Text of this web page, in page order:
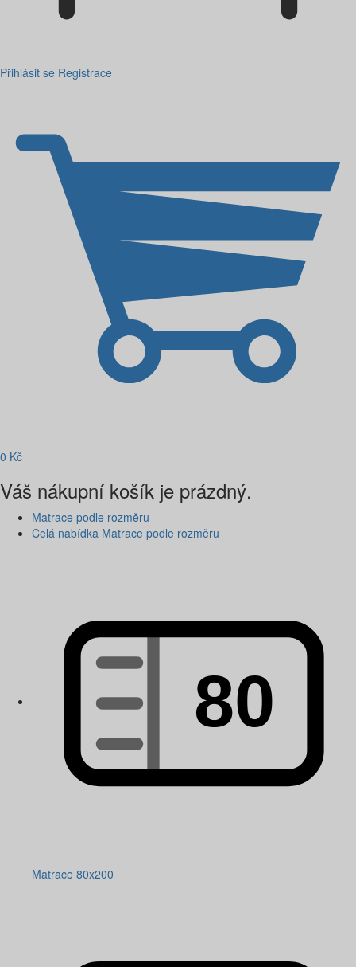
Přihlásit se Registrace
0 Kč
Váš nákupní košík je prázdný.
Matrace podle rozměru
Celá nabídka Matrace podle rozměru
Matrace 80x200